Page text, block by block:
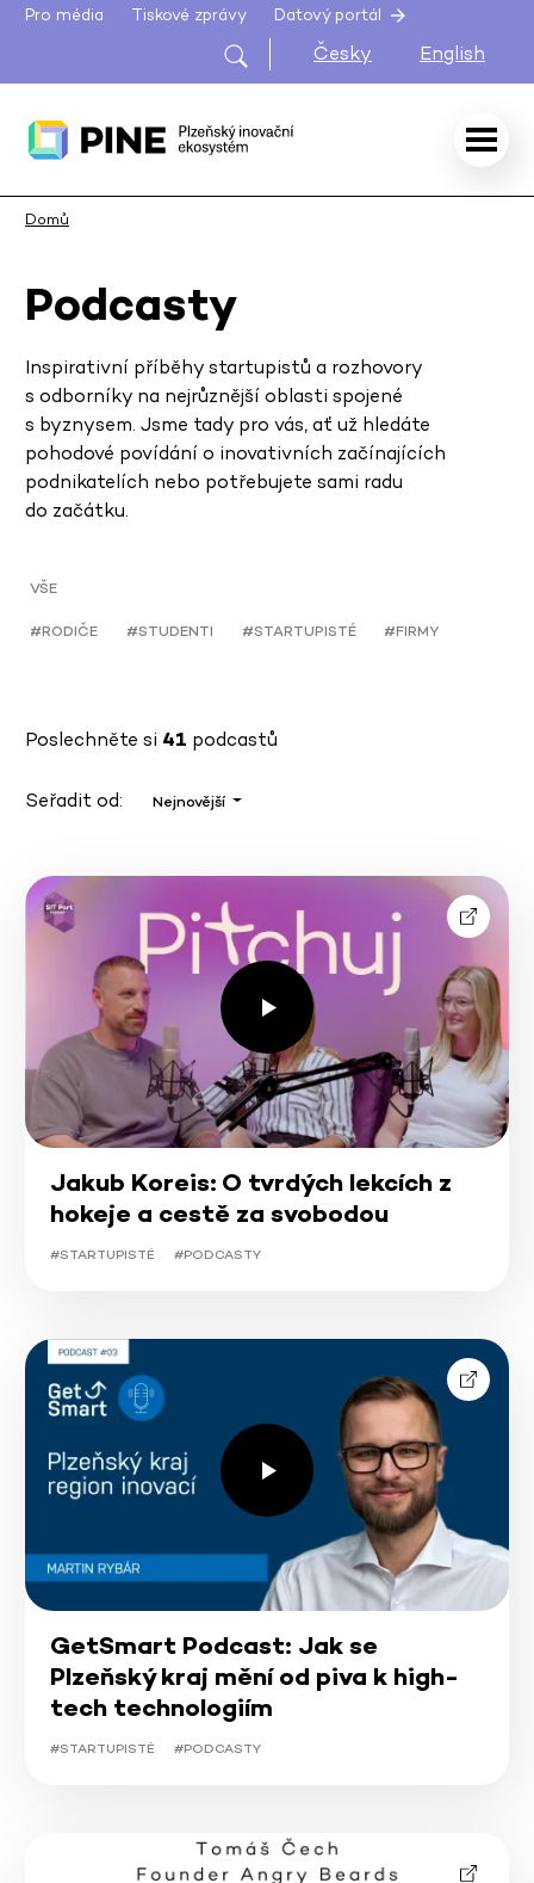
Pro média Tiskové zprávy Datový portál
Česky English
Domů
Podcasty
Inspirativní příběhy startupistů a rozhovory
s odborníky na nejrůznější oblasti spojené
s byznysem. Jsme tady pro vás, ať už hledáte
pohodové povídání o inovativních začínajících
podnikatelích nebo potřebujete sami radu
do začátku.
VŠE
#RODIČE #STUDENTI #STARTUPISTÉ #FIRMY
Poslechněte si 41 podcastů
Seřadit od: Nejnovější
Jakub Koreis: O tvrdých lekcích z
hokeje a cestě za svobodou
#STARTUPISTÉ #PODCASTY
GetSmart Podcast: Jak se
Plzeňský kraj mění od piva k high-
tech technologiím
#STARTUPISTÉ #PODCASTY